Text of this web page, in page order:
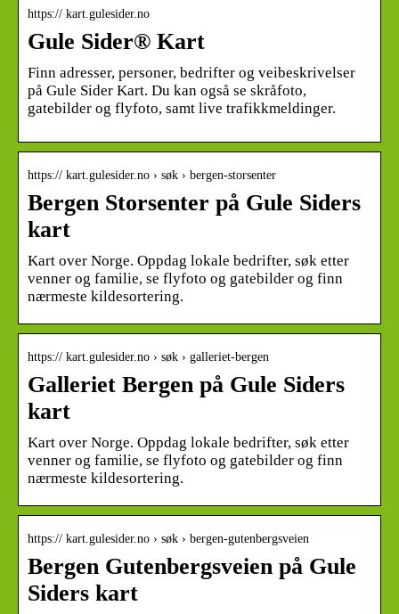
https:// kart.gulesider.no
Gule Sider® Kart
Finn adresser, personer, bedrifter og veibeskrivelser
på Gule Sider Kart. Du kan også se skråfoto,
gatebilder og flyfoto, samt live trafikkmeldinger.
https:// kart.gulesider.no › søk › bergen-storsenter
Bergen Storsenter på Gule Siders
kart
Kart over Norge. Oppdag lokale bedrifter, søk etter
venner og familie, se flyfoto og gatebilder og finn
nærmeste kildesortering.
https:// kart.gulesider.no › søk › galleriet-bergen
Galleriet Bergen på Gule Siders
kart
Kart over Norge. Oppdag lokale bedrifter, søk etter
venner og familie, se flyfoto og gatebilder og finn
nærmeste kildesortering.
https:// kart.gulesider.no › søk › bergen-gutenbergsveien
Bergen Gutenbergsveien på Gule
Siders kart